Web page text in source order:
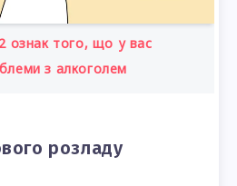
ознак того, що у вас
з алкоголем
розладу